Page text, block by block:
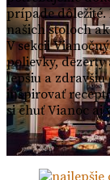
prípade dôležité.
našich stoloch
V sekcii
polievky, dezerty
lepšiu a zdravšiu
inšpirovať
si chuť Vianoc aj